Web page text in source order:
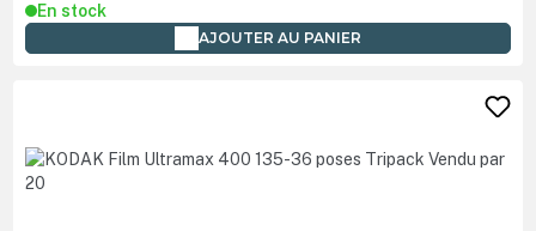
En stock
AJOUTER AU PANIER